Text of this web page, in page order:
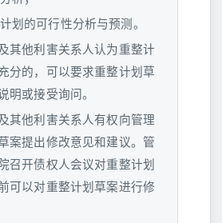
划的可行性分析与预测。
其他利害关系人认为重整计
分的，可以要求重整计划草
明或接受询问。
其他利害关系人有权向管理
案提出修改意见和建议。管
召开债权人会议对重整计划
可以对重整计划草案进行修